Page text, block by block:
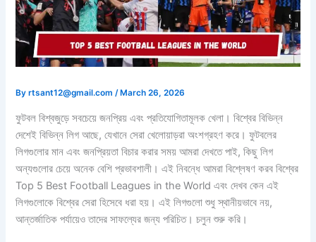
Byrtsant12@gmail.com/ March 26, 2026
ফুটবল বিশ্বজুড়ে সবচেয়ে জনপ্রিয় এবং প্রতিযোগিতামূলক খেলা। বিশ্বের বিভিন্ন
দেশেই বিভিন্ন লিগ আছে, যেখানে সেরা খেলোয়াড়রা অংশগ্রহণ করে। ফুটবলের
লিগগুলোর মান এবং জনপ্রিয়তা বিচার করার সময় আমরা দেখতে পাই, কিছু লিগ
অন্যগুলোর চেয়ে অনেক বেশি প্রভাবশালী। এই নিবন্ধে আমরা বিশ্লেষণ করব বিশ্বের
Top 5 Best Football Leagues in the World এবং দেখব কেন এই
লিগগুলোকে বিশ্বের সেরা হিসেবে ধরা হয়। এই লিগগুলো শুধু স্থানীয়ভাবে নয়,
আন্তর্জাতিক পর্যায়েও তাদের সাফল্যের জন্য পরিচিত। চলুন শুরু করি।